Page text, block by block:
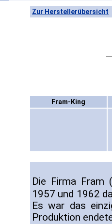
Zur Herstellerübersicht
Fram-King
Die Firma Fram
1957 und 1962
Es war das
Produktion